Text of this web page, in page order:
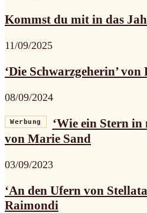
Kommst du mit in das
11/09/2025
‘Die Schwarzgeherin’ von
08/09/2024
Werbung
‘Wie ein Stern in
von Marie Sand
03/09/2023
‘An den Ufern von
Raimondi